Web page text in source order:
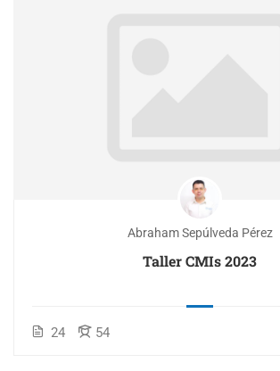
Abraham Sepúlveda Pérez
Taller CMIs 2023
24 54